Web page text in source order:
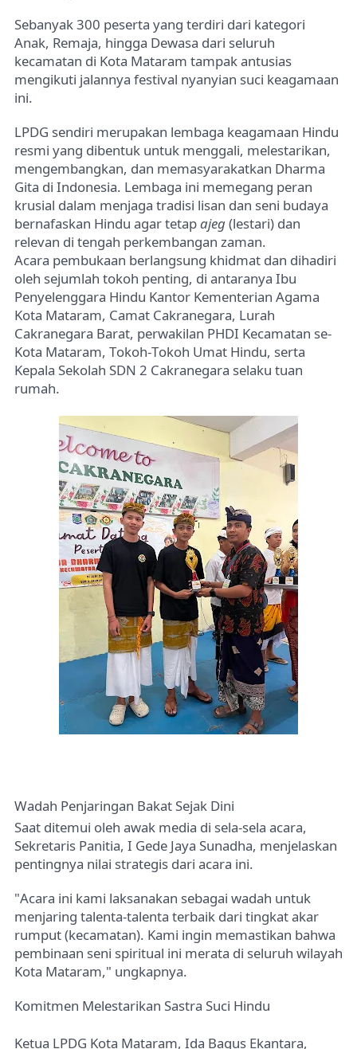
Sebanyak 300 peserta yang terdiri dari kategori
Anak, Remaja, hingga Dewasa dari seluruh
kecamatan di Kota Mataram tampak antusias
mengikuti jalannya festival nyanyian suci keagamaan
ini.
LPDG sendiri merupakan lembaga keagamaan Hindu
resmi yang dibentuk untuk menggali, melestarikan,
mengembangkan, dan memasyarakatkan Dharma
Gita di Indonesia. Lembaga ini memegang peran
krusial dalam menjaga tradisi lisan dan seni budaya
bernafaskan Hindu agar tetapajeg(lestari) dan
relevan di tengah perkembangan zaman.
Acara pembukaan berlangsung khidmat dan dihadiri
oleh sejumlah tokoh penting, di antaranya Ibu
Penyelenggara Hindu Kantor Kementerian Agama
Kota Mataram, Camat Cakranegara, Lurah
Cakranegara Barat, perwakilan PHDI Kecamatan se-
Kota Mataram, Tokoh-Tokoh Umat Hindu, serta
Kepala Sekolah SDN 2 Cakranegara selaku tuan
rumah.
Wadah Penjaringan Bakat Sejak Dini
Saat ditemui oleh awak media di sela-sela acara,
Sekretaris Panitia, I Gede Jaya Sunadha, menjelaskan
pentingnya nilai strategis dari acara ini.
"Acara ini kami laksanakan sebagai wadah untuk
menjaring talenta-talenta terbaik dari tingkat akar
rumput (kecamatan). Kami ingin memastikan bahwa
pembinaan seni spiritual ini merata di seluruh wilayah
Kota Mataram," ungkapnya.
Komitmen Melestarikan Sastra Suci Hindu
Ketua LPDG Kota Mataram, Ida Bagus Ekantara,